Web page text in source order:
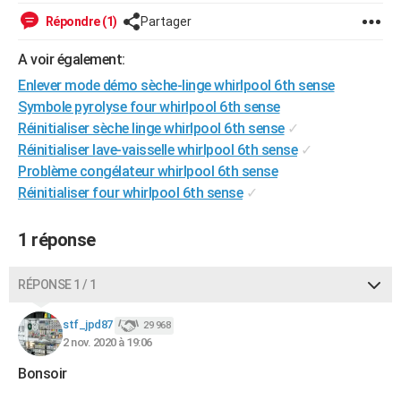
Alimentation
Guide de la santé
Maladies
Médicaments
Sommeil
VOYAGE
Destinations
City break
Voyage nature
Voyage de noces
Forum
Climat
+PHOTO
GUIDES D'ACHAT
BONS PLANS
CARTE DE VOEUX
Dictionnaire
Biographies
Citations
Expressions
Proverbes
PROGRAMME TV
COPAINS D'AVANT
S'inscrire
Se connecter
Lycées
Collèges
Primaires
Universités
Entreprises
Service militaire
Avis de recherche
AVIS DE DÉCÈS
FORUM
Répondre (1) Partager
A voir également:
Enlever mode démo sèche-linge whirlpool 6th sense
Symbole pyrolyse four whirlpool 6th sense
Réinitialiser sèche linge whirlpool 6th sense ✓
Réinitialiser lave-vaisselle whirlpool 6th sense ✓
Problème congélateur whirlpool 6th sense
Réinitialiser four whirlpool 6th sense ✓
1 réponse
RÉPONSE 1 / 1
stf_jpd87 29 968
2 nov. 2020 à 19:06
Bonsoir